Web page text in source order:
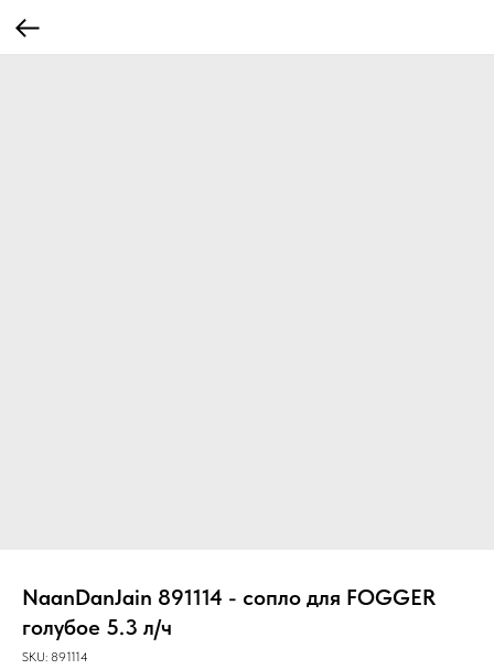
NaanDanJain 891114 - сопло для FOGGER
голубое 5.3 л/ч
SKU: 891114